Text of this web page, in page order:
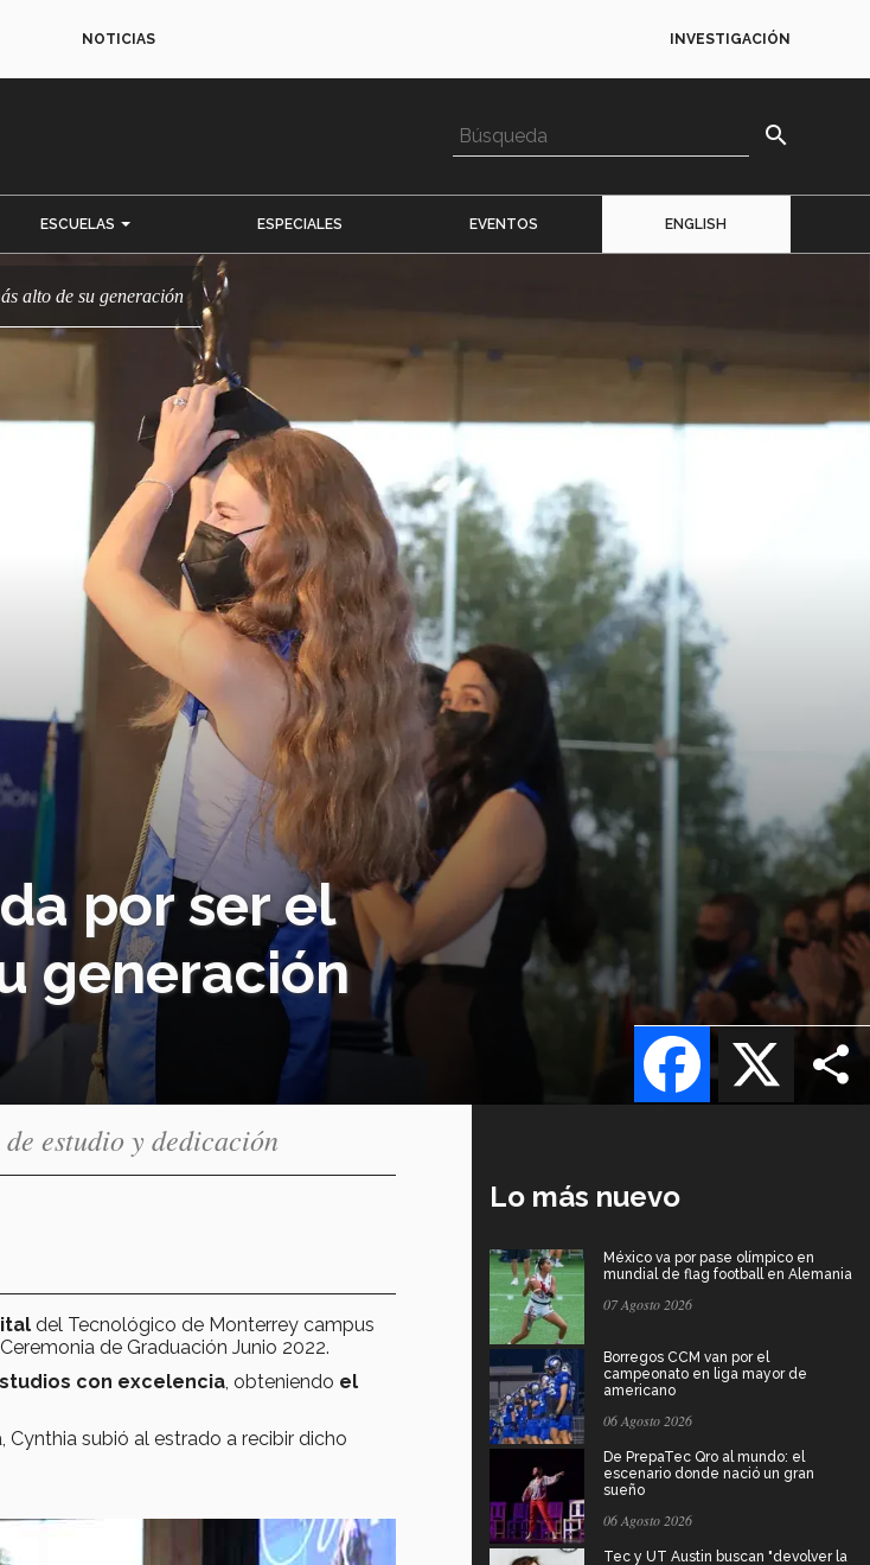
NOTICIAS INVESTIGACIÓN
search
ESCUELAS ESPECIALES EVENTOS ENGLISH
alto de su generación
por ser el
generación
X
Facebook
estudio y dedicación
del Tecnológico de Monterrey campus
Ceremonia de Graduación Junio 2022.
con excelencia , obteniendo el
subió al estrado a recibir dicho
Lo más nuevo
México va por pase olímpico en
mundial de flag football en Alemania
07 Agosto 2026
Borregos CCM van por el
campeonato en liga mayor de
americano
06 Agosto 2026
De PrepaTec Qro al mundo: el
escenario donde nació un gran
sueño
06 Agosto 2026
Tec y UT Austin buscan "devolver la